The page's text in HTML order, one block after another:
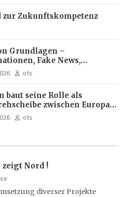
Zukunftskompetenz
Grundlagen –
Fake News,
Inhalte | dpa-Akademie
ots
baut seine Rolle als
zwischen Europa
ots
zeigt Nord !
diverser Projekte